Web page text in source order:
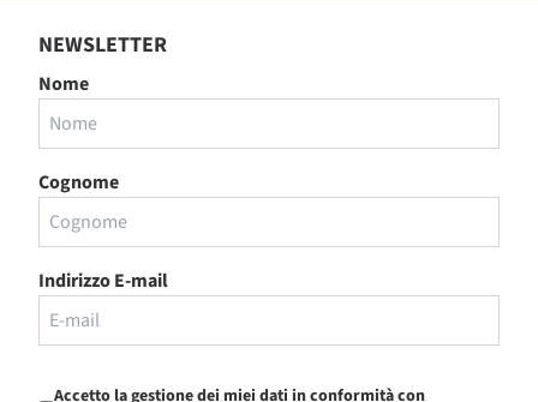
NEWSLETTER
Nome
Cognome
Indirizzo E-mail
Accetto la gestione dei miei dati in conformità con